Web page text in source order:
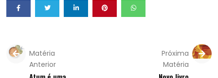
Matéria
Anterior
Próxima
Matéria